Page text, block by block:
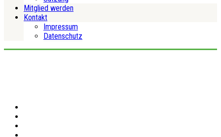
Mitglied werden
Kontakt
Impressum
Datenschutz